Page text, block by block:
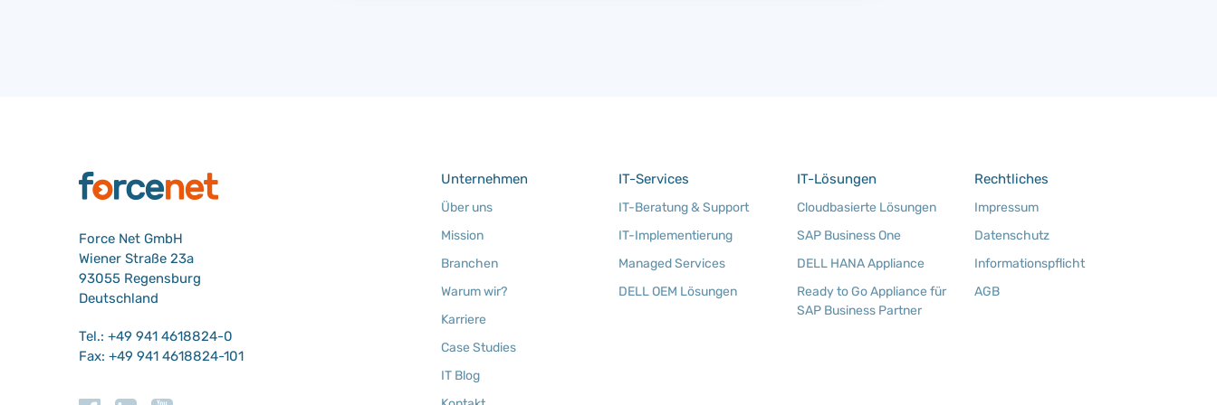
Force Net GmbH
Wiener Straße 23a
93055 Regensburg
Deutschland
Tel.: +49 941 4618824-0
Fax: +49 941 4618824-101
Unternehmen
Über uns
Mission
Branchen
Warum wir?
Karriere
Case Studies
IT Blog
IT-Services
IT-Beratung & Support
IT-Implementierung
Managed Services
DELL OEM Lösungen
IT-Lösungen
Cloudbasierte Lösungen
SAP Business One
DELL HANA Appliance
Ready to Go Appliance für
SAP Business Partner
Rechtliches
Impressum
Datenschutz
Informationspflicht
AGB